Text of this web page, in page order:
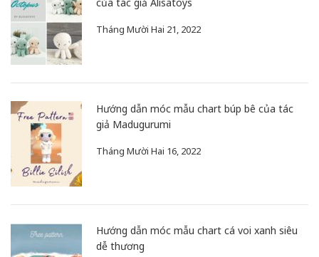
Tháng Mười Hai 21, 2022
Hướng dẫn móc mẫu chart búp bê của tác
giả Madugurumi
Tháng Mười Hai 16, 2022
Hướng dẫn móc mẫu chart cá voi xanh siêu
dễ thương